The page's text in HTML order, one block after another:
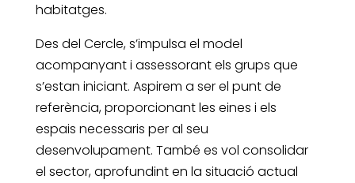
habitatges.
Des del Cercle, s’impulsa el model
acompanyant i assessorant els grups que
s’estan iniciant. Aspirem a ser el punt de
referència, proporcionant les eines i els
espais necessaris per al seu
desenvolupament. També es vol consolidar
el sector, aprofundint en la situació actual